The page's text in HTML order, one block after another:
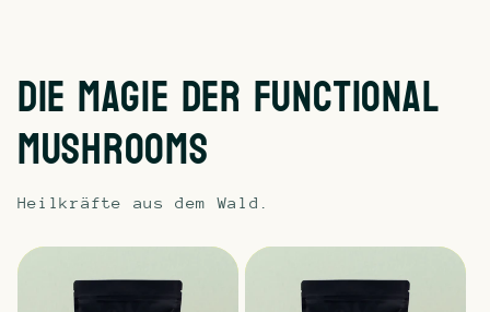
Die Magie der Functional
Mushrooms
Heilkräfte aus dem Wald.